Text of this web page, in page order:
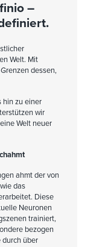
–
Welt. Mit
dessen,
hin zu einer
wir
Welt neuer
ahmt der von
das
Diese
Neuronen
trainiert,
bezogen
durch über